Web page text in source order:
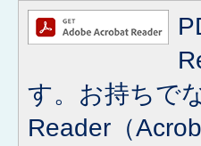
す。お持ちで
Reader（